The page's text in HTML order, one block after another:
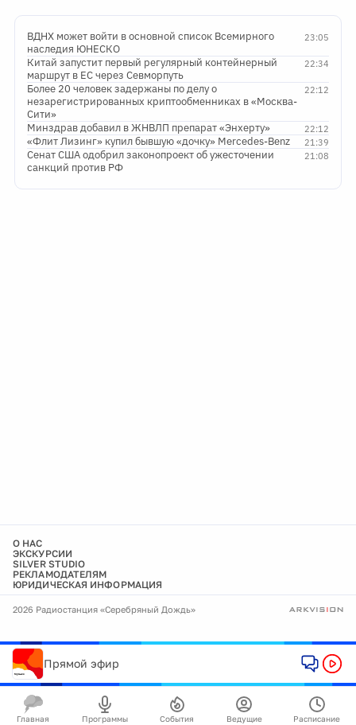
23:05
ВДНХ может войти в основной список Всемирного
наследия ЮНЕСКО
22:34
Китай запустит первый регулярный контейнерный
маршрут в ЕС через Севморпуть
22:12
Более 20 человек задержаны по делу о
незарегистрированных криптообменниках в «Москва-
Сити»
22:12
Минздрав добавил в ЖНВЛП препарат «Энхерту»
21:39
«Флит Лизинг» купил бывшую «дочку» Mercedes-Benz
21:08
Сенат США одобрил законопроект об ужесточении
санкций против РФ
О НАС
ЭКСКУРСИИ
SILVER STUDIO
РЕКЛАМОДАТЕЛЯМ
ЮРИДИЧЕСКАЯ ИНФОРМАЦИЯ
2026 Радиостанция «Серебряный Дождь»
Прямой эфир
Главная Программы События Ведущие Расписание